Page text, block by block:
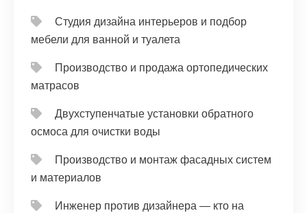
Студия дизайна интерьеров и подбор
мебели для ванной и туалета
Производство и продажа ортопедических
матрасов
Двухступенчатые установки обратного
осмоса для очистки воды
Производство и монтаж фасадных систем
и материалов
Инженер против дизайнера — кто на